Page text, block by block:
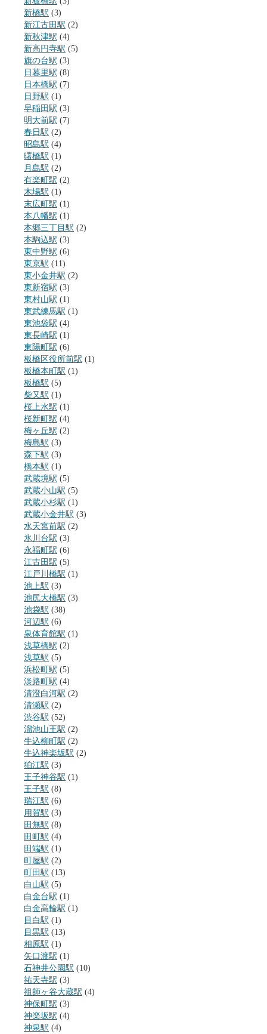
新橋駅 (3)
新江古田駅 (2)
新秋津駅 (4)
新高円寺駅 (5)
旗の台駅 (3)
日暮里駅 (8)
日本橋駅 (7)
日野駅 (1)
早稲田駅 (3)
明大前駅 (7)
春日駅 (2)
昭島駅 (4)
曙橋駅 (1)
月島駅 (2)
有楽町駅 (2)
木場駅 (1)
末広町駅 (1)
本八幡駅 (1)
本郷三丁目駅 (2)
本駒込駅 (3)
東中野駅 (6)
東京駅 (11)
東小金井駅 (2)
東新宿駅 (3)
東村山駅 (1)
東武練馬駅 (1)
東池袋駅 (4)
東長崎駅 (1)
東陽町駅 (6)
板橋区役所前駅 (1)
板橋本町駅 (1)
板橋駅 (5)
柴又駅 (1)
桜上水駅 (1)
桜新町駅 (4)
梅ヶ丘駅 (2)
梅島駅 (3)
森下駅 (3)
橋本駅 (1)
武蔵境駅 (5)
武蔵小山駅 (5)
武蔵小杉駅 (1)
武蔵小金井駅 (3)
水天宮前駅 (2)
氷川台駅 (3)
永福町駅 (6)
江古田駅 (5)
江戸川橋駅 (1)
池上駅 (3)
池尻大橋駅 (3)
池袋駅 (38)
河辺駅 (6)
泉体育館駅 (1)
浅草橋駅 (2)
浅草駅 (5)
浜松町駅 (5)
淡路町駅 (4)
清澄白河駅 (2)
清瀬駅 (2)
渋谷駅 (52)
溜池山王駅 (2)
牛込柳町駅 (2)
牛込神楽坂駅 (2)
狛江駅 (3)
王子神谷駅 (1)
王子駅 (8)
瑞江駅 (6)
用賀駅 (3)
田無駅 (8)
田町駅 (4)
田端駅 (1)
町屋駅 (2)
町田駅 (13)
白山駅 (5)
白金台駅 (1)
白金高輪駅 (1)
目白駅 (1)
目黒駅 (13)
相原駅 (1)
矢口渡駅 (1)
石神井公園駅 (10)
祐天寺駅 (3)
祖師ヶ谷大蔵駅 (4)
神保町駅 (3)
神楽坂駅 (4)
神泉駅 (4)